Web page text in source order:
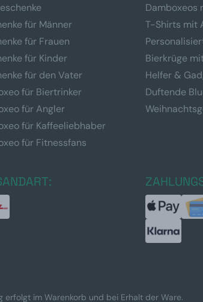
für Männer
für Frauen
für Kinder
für den Vater
für Biertrinker
für Angler
für Kaffeeliebhaber
für Fitnessfans
Damboxeos
T-Shirts mit
Bierkrüge
Helfer &
Duftende
erfolgt im Warenkorb und bei Erhalt der Ware.